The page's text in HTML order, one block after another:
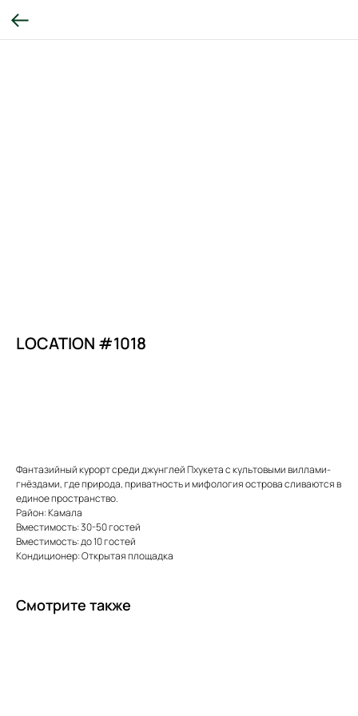
LOCATION #1018
Фантазийный курорт среди джунглей Пхукета с культовыми виллами-
гнёздами, где природа, приватность и мифология острова сливаются в
единое пространство.
Район: Камала
Вместимость: 30-50 гостей
Вместимость: до 10 гостей
Кондиционер: Открытая площадка
Смотрите также